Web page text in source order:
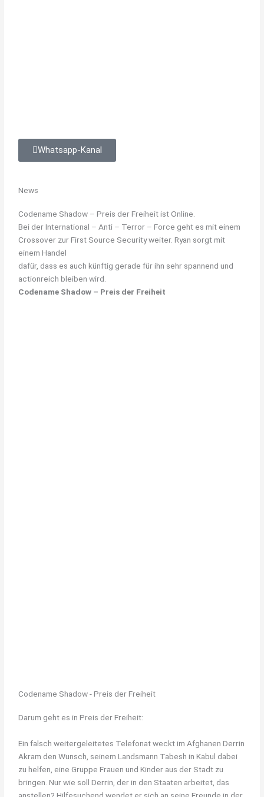
Whatsapp-Kanal
News
Codename Shadow – Preis der Freiheit ist Online.
Bei der International – Anti – Terror – Force geht es mit einem
Crossover zur First Source Security weiter. Ryan sorgt mit
einem Handel
dafür, dass es auch künftig gerade für ihn sehr spannend und
actionreich bleiben wird.
Codename Shadow – Preis der Freiheit
Codename Shadow - Preis der Freiheit
Darum geht es in Preis der Freiheit:
Ein falsch weitergeleitetes Telefonat weckt im Afghanen Derrin
Akram den Wunsch, seinem Landsmann Tabesh in Kabul dabei
zu helfen, eine Gruppe Frauen und Kinder aus der Stadt zu
bringen. Nur wie soll Derrin, der in den Staaten arbeitet, das